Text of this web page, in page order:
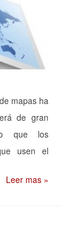
mapas ha
de gran
que los
usen el
Leer mas »